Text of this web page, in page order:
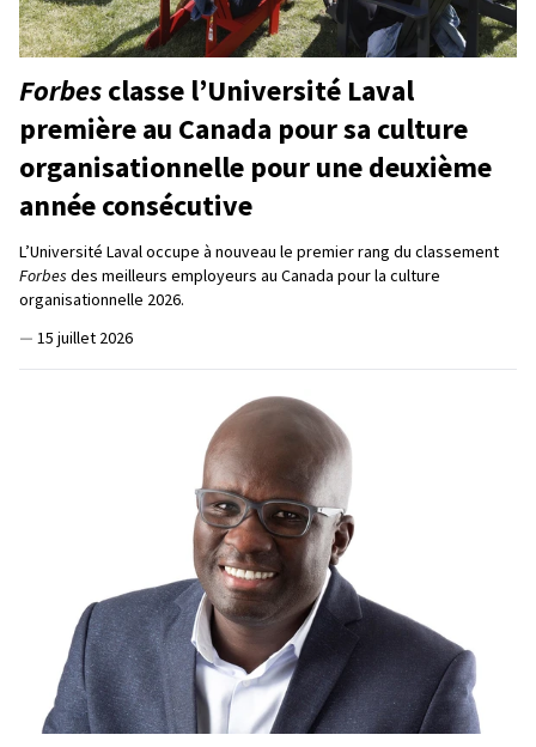
Forbesclasse l’Université Laval
première au Canada pour sa culture
organisationnelle pour une deuxième
année consécutive
L’Université Laval occupe à nouveau le premier rang du classement
Forbes des meilleurs employeurs au Canada pour la culture
organisationnelle 2026.
— 15 juillet 2026